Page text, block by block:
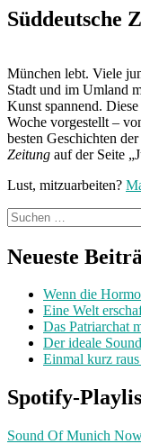
Post:
Süddeutsche
München lebt. Viele
Stadt und im Umland
Kunst spannend.
Woche vorgestellt –
besten Geschichten
Zeitung auf der Seite
Lust, mitzuarbeiten?
Suchen
nach:
Neueste
Wenn die
Eine Welt
Das Patriarchat
Der ideale
Einmal kurz
Spotify-
Sound Of Munich